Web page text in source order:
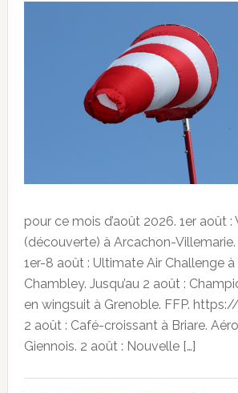
pour ce mois d’août 2026. 1er août
(découverte) à Arcachon-Villemarie.
1er-8 août : Ultimate Air Challenge
Chambley. Jusqu’au 2 août :
en wingsuit à Grenoble. FFP.
2 août : Café-croissant à Briare.
Giennois. 2 août : Nouvelle […]